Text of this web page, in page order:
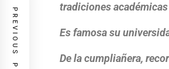
tradiciones
Es famosa su
De la cumpliañera,
PREVIOUS POST